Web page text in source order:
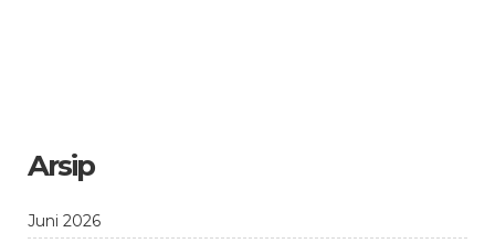
Arsip
Juni 2026